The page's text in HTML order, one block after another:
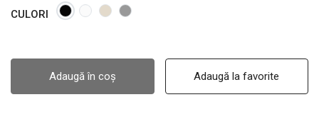
CULORI
Adaugă în coș Adaugă la favorite